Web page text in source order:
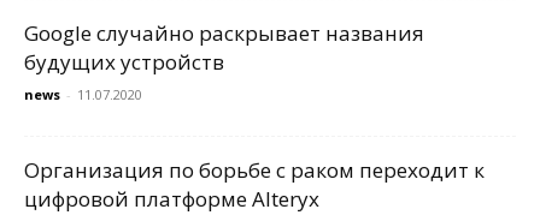
Google случайно раскрывает названия
будущих устройств
news - 11.07.2020
Организация по борьбе с раком переходит к
цифровой платформе Alteryx